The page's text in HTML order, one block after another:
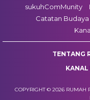
sukuhComMunity
Catatan Budaya
TENTANG
COPYRIGHT © 2026 RUMAH